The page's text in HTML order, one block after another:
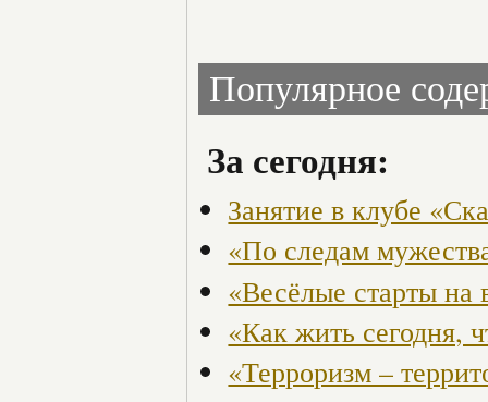
Популярное
За сегодня:
Занятие в клубе
«По следам
«Весёлые старты на
«Как жить сегодня,
«Терроризм –